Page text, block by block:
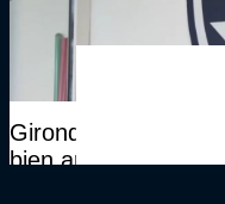
Girondins4Ever -
bien arrivé. James